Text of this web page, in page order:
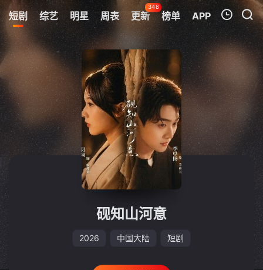
短剧 综艺 明星 周表 更新
348
榜单 APP
我的观影记录
暂无观看影片的记录
砚知山河意
2026 中国大陆 短剧